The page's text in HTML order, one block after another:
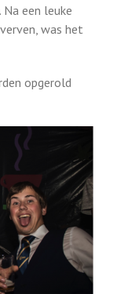
een leuke
was het
opgerold